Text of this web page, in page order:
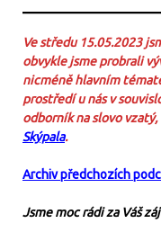
Ve středu 15.05.2023
obvykle jsme probrali
nicméně hlavním
prostředí u nás v
odborník na slovo
Skýpala.
Archiv předchozích
Jsme moc rádi za Váš